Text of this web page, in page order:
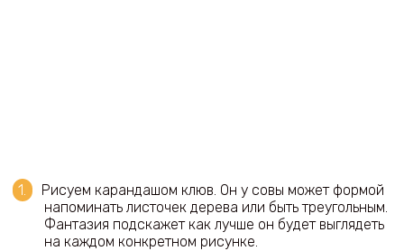
Рисуем карандашом клюв. Он у совы может формой
напоминать листочек дерева или быть треугольным.
Фантазия подскажет как лучше он будет выглядеть
на каждом конкретном рисунке.